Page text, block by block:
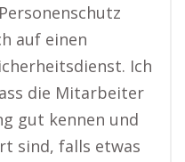
auf einen
Ich
die Mitarbeiter
gut kennen und
sind, falls etwas